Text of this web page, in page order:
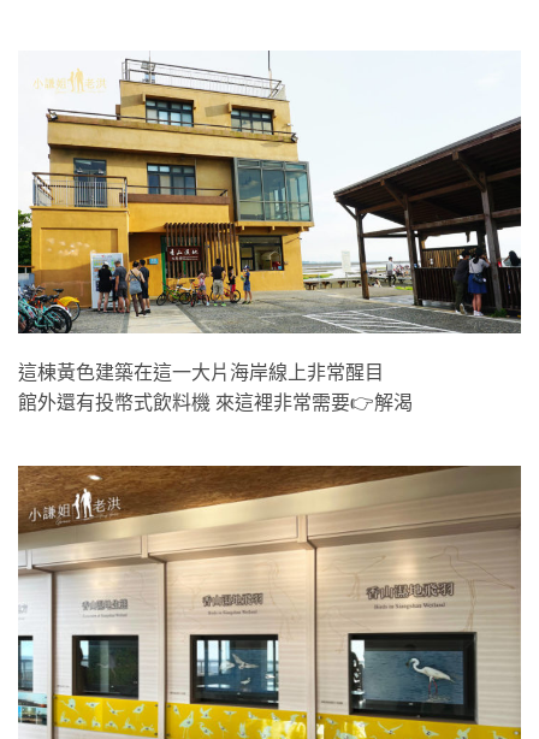
這棟黃色建築在這一大片海岸線上非常醒目
館外還有投幣式飲料機 來這裡非常需要👉解渴